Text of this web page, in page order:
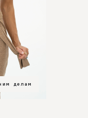
делам
вечер